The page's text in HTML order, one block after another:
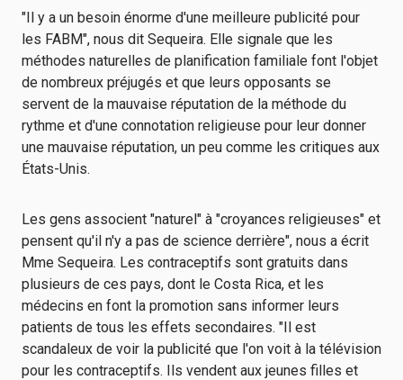
"Il y a un besoin énorme d'une meilleure publicité pour
les FABM", nous dit Sequeira. Elle signale que les
méthodes naturelles de planification familiale font l'objet
de nombreux préjugés et que leurs opposants se
servent de la mauvaise réputation de la méthode du
rythme et d'une connotation religieuse pour leur donner
une mauvaise réputation, un peu comme les critiques aux
États-Unis.
Les gens associent "naturel" à "croyances religieuses" et
pensent qu'il n'y a pas de science derrière", nous a écrit
Mme Sequeira. Les contraceptifs sont gratuits dans
plusieurs de ces pays, dont le Costa Rica, et les
médecins en font la promotion sans informer leurs
patients de tous les effets secondaires. "Il est
scandaleux de voir la publicité que l'on voit à la télévision
pour les contraceptifs. Ils vendent aux jeunes filles et